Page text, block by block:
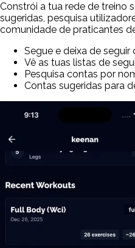
Constrói a tua rede de treino
sugeridas, pesquisa
comunidade de praticantes
Segue e deixa de
Vê as tuas listas de
Pesquisa contas por
Contas sugeridas para